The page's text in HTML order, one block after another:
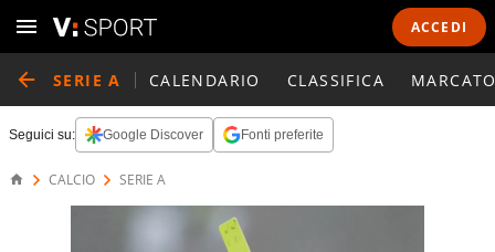
ACCEDI
SERIE A CALENDARIO CLASSIFICA
Seguici su: Google Discover Fonti preferite
CALCIO SERIE A